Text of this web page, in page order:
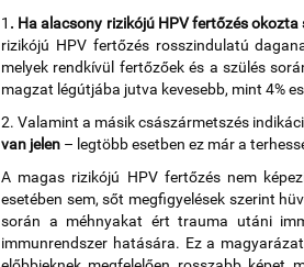
1 . Ha alacsony rizikójú HPV fertőzés
rizikójú HPV fertőzés rosszindulatú
melyek rendkívül fertőzőek és a szülés
magzat légútjába jutva kevesebb, mint 4%
2. Valamint a másik császármetszés
van jelen – legtöbb esetben ez már a
A magas rizikójú HPV fertőzés nem
esetében sem, sőt megfigyelések szerint
során a méhnyakat ért trauma utáni
immunrendszer hatására. Ez a